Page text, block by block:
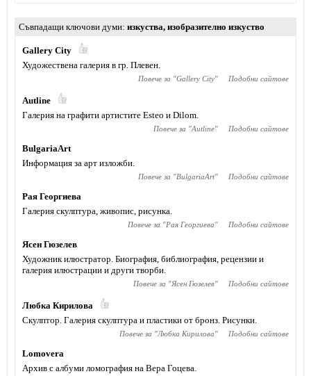
Съвпадащи ключови думи изкуства, изобразително изкуство
Gallery City
Художествена галерия в гр. Плевен.
Повече за "Gallery City" Подобни сайтове
Autline
Галерия на графити артистите Esteo и Dilom.
Повече за "Autline" Подобни сайтове
BulgariaArt
Информация за арт изложби.
Повече за "BulgariaArt" Подобни сайтове
Рая Георгиева
Галерия скулптура, живопис, рисунка.
Повече за "Рая Георгиева" Подобни сайтове
Ясен Гюзелев
Художник илюстратор. Биография, библиография, рецензии и
галерия илюстрации и други творби.
Повече за "Ясен Гюзелев" Подобни сайтове
Любка Кирилова
Скулптор. Галерия скулптура и пластики от бронз. Рисунки.
Повече за "Любка Кирилова" Подобни сайтове
Lomovera
Архив с албуми ломография на Вера Гоцева.